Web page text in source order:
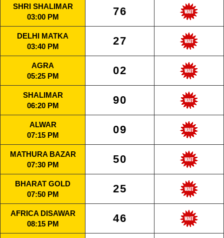
SHRI SHALIMAR
03:00 PM
76
DELHI MATKA
03:40 PM
27
AGRA
05:25 PM
02
SHALIMAR
06:20 PM
90
ALWAR
07:15 PM
09
MATHURA BAZAR
07:30 PM
50
BHARAT GOLD
07:50 PM
25
AFRICA DISAWAR
08:15 PM
46